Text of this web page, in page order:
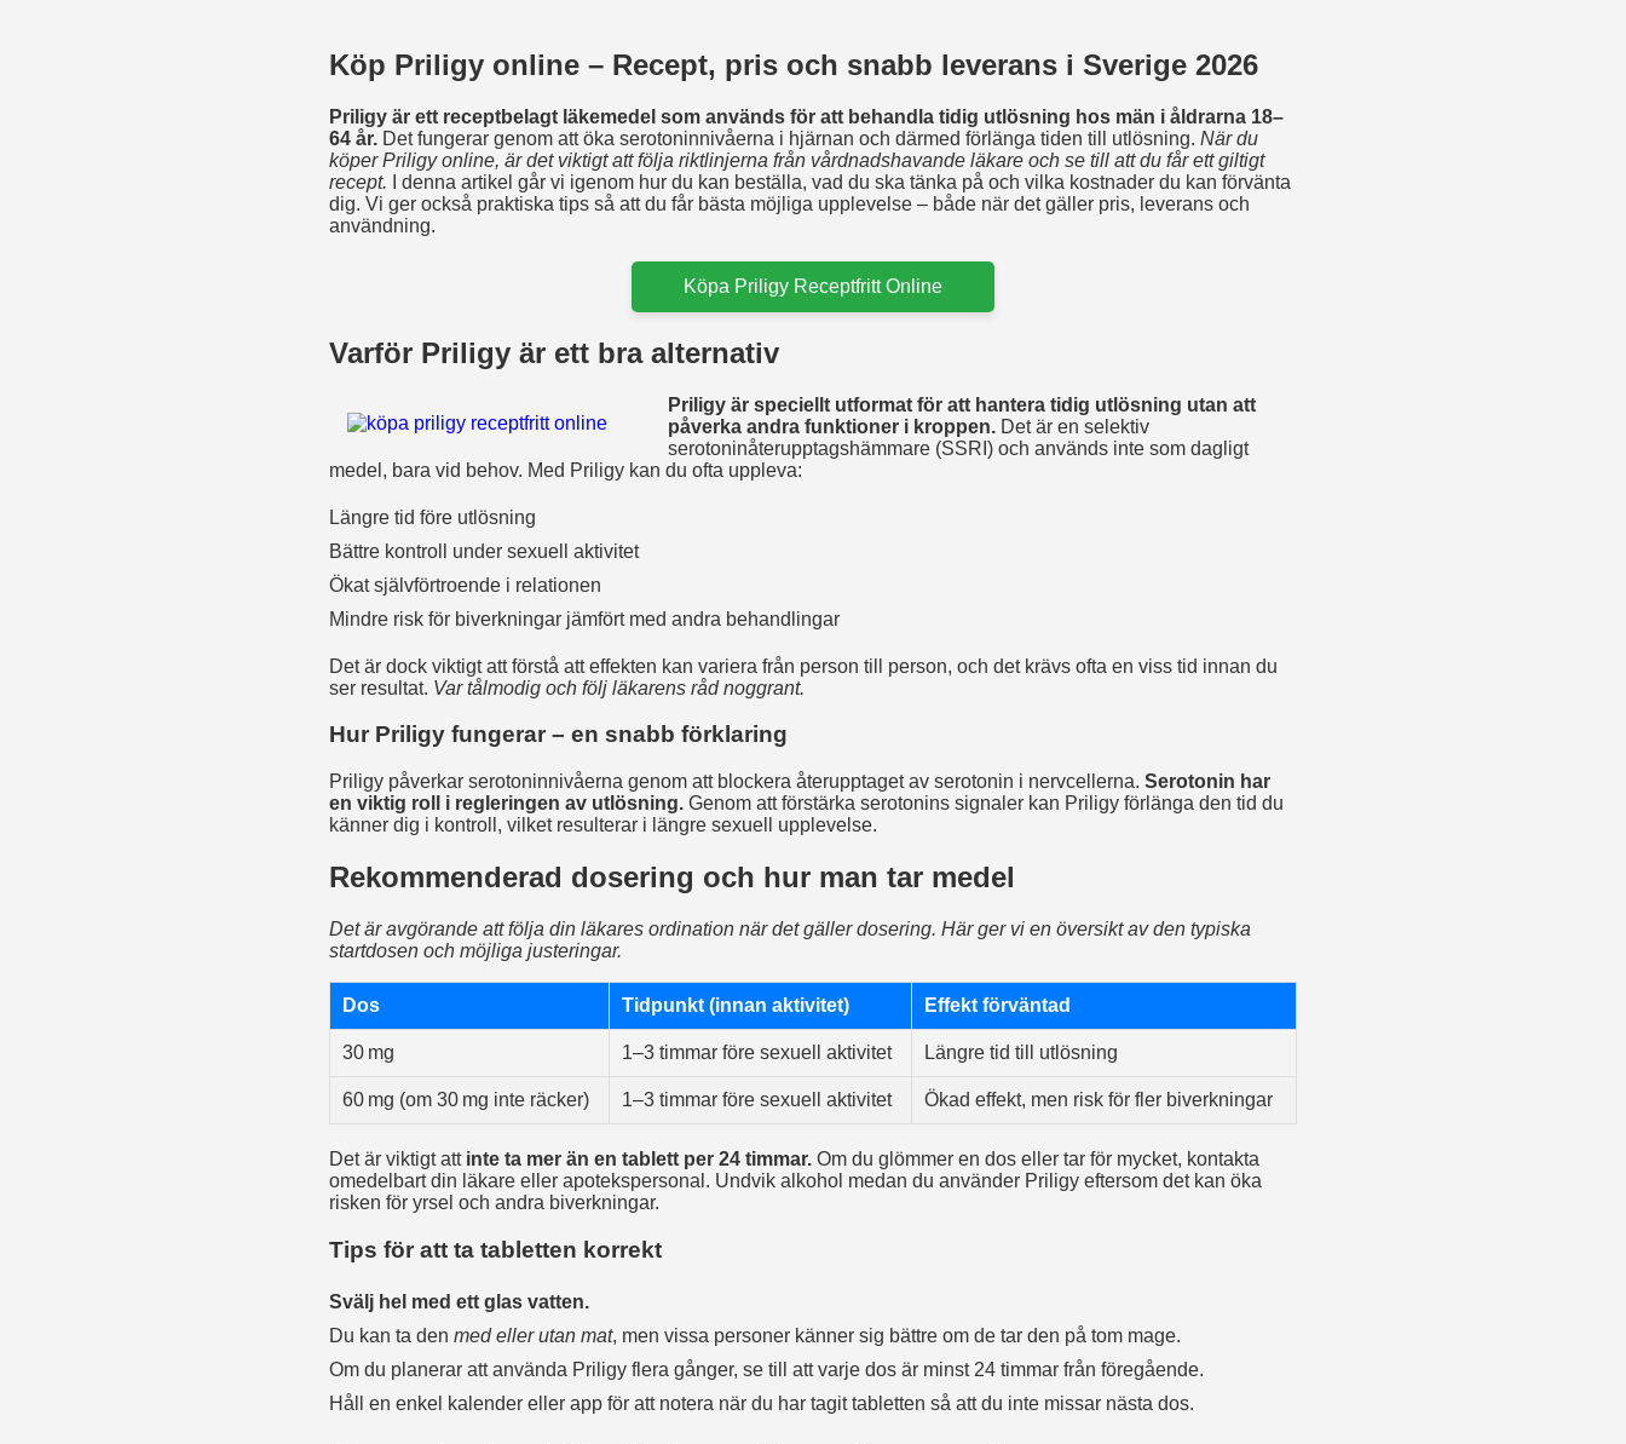
Köp Priligy online – Recept, pris och snabb leverans i Sverige 2026
Priligy är ett receptbelagt läkemedel som används för att behandla tidig utlösning hos män i åldrarna 18–
64 år. Det fungerar genom att öka serotoninnivåerna i hjärnan och därmed förlänga tiden till utlösning. När du
köper Priligy online, är det viktigt att följa riktlinjerna från vårdnadshavande läkare och se till att du får ett giltigt
recept. I denna artikel går vi igenom hur du kan beställa, vad du ska tänka på och vilka kostnader du kan förvänta
dig. Vi ger också praktiska tips så att du får bästa möjliga upplevelse – både när det gäller pris, leverans och
användning.
Köpa Priligy Receptfritt Online
Varför Priligy är ett bra alternativ
Priligy är speciellt utformat för att hantera tidig utlösning utan att
påverka andra funktioner i kroppen. Det är en selektiv
serotoninåterupptagshämmare (SSRI) och används inte som dagligt
medel, bara vid behov. Med Priligy kan du ofta uppleva:
Längre tid före utlösning
Bättre kontroll under sexuell aktivitet
Ökat självförtroende i relationen
Mindre risk för biverkningar jämfört med andra behandlingar
Det är dock viktigt att förstå att effekten kan variera från person till person, och det krävs ofta en viss tid innan du
ser resultat. Var tålmodig och följ läkarens råd noggrant.
Hur Priligy fungerar – en snabb förklaring
Priligy påverkar serotoninnivåerna genom att blockera återupptaget av serotonin i nervcellerna. Serotonin har
en viktig roll i regleringen av utlösning. Genom att förstärka serotonins signaler kan Priligy förlänga den tid du
känner dig i kontroll, vilket resulterar i längre sexuell upplevelse.
Rekommenderad dosering och hur man tar medel
Det är avgörande att följa din läkares ordination när det gäller dosering. Här ger vi en översikt av den typiska
startdosen och möjliga justeringar.
Dos Tidpunkt (innan aktivitet) Effekt förväntad
30 mg 1–3 timmar före sexuell aktivitet Längre tid till utlösning
60 mg (om 30 mg inte räcker) 1–3 timmar före sexuell aktivitet Ökad effekt, men risk för fler biverkningar
Det är viktigt att inte ta mer än en tablett per 24 timmar. Om du glömmer en dos eller tar för mycket, kontakta
omedelbart din läkare eller apotekspersonal. Undvik alkohol medan du använder Priligy eftersom det kan öka
risken för yrsel och andra biverkningar.
Tips för att ta tabletten korrekt
Svälj hel med ett glas vatten.
Du kan ta den med eller utan mat, men vissa personer känner sig bättre om de tar den på tom mage.
Om du planerar att använda Priligy flera gånger, se till att varje dos är minst 24 timmar från föregående.
Håll en enkel kalender eller app för att notera när du har tagit tabletten så att du inte missar nästa dos.